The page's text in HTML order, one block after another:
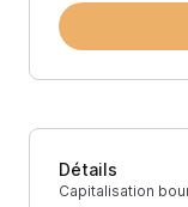
Détails
Capitalisation